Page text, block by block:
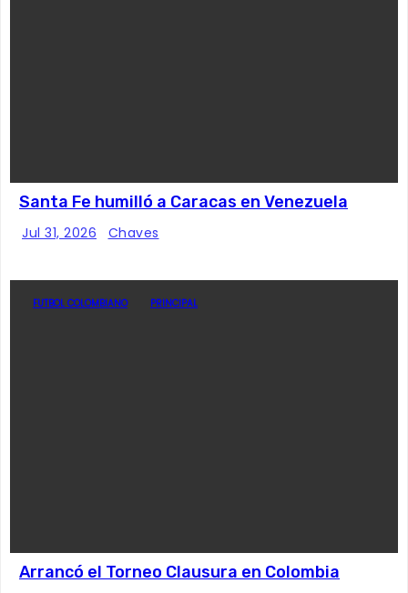
Santa Fe humilló a Caracas en Venezuela
Jul 31, 2026 Chaves
FUTBOL COLOMBIANO PRINCIPAL
Arrancó el Torneo Clausura en Colombia